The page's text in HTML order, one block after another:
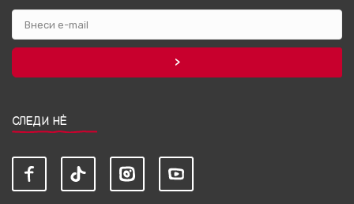
СЛЕДИ НЀ